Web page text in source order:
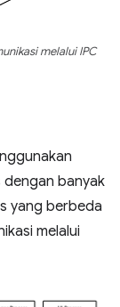
melalui IPC
banyak
yang berbeda
melalui